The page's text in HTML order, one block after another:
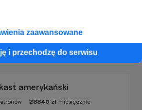
zaawansowane
i przechodzę do serwisu
amerykański
28840 zł miesięcznie